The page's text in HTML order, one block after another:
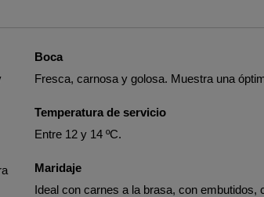
Boca
Fresca, carnosa y golosa. Muestra una
Temperatura de servicio
Entre 12 y 14 ºC.
Maridaje
Ideal con carnes a la brasa, con embutidos,